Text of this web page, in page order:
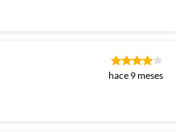
hace 9 meses